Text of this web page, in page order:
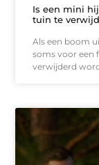
Is een mini
tuin te
Als een boom
soms voor een
verwijderd